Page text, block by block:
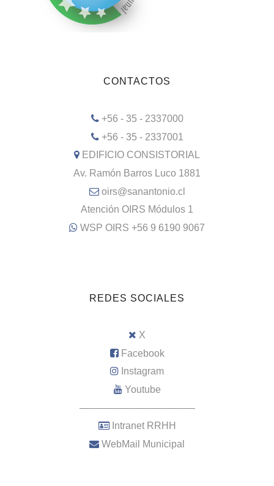
CONTACTOS
+56 - 35 - 2337000
+56 - 35 - 2337001
EDIFICIO CONSISTORIAL
Av. Ramón Barros Luco 1881
oirs@sanantonio.cl
Atención OIRS Módulos 1
WSP OIRS +56 9 6190 9067
REDES SOCIALES
X
Facebook
Instagram
Youtube
–––––––––––––––––––––
Intranet RRHH
WebMail Municipal